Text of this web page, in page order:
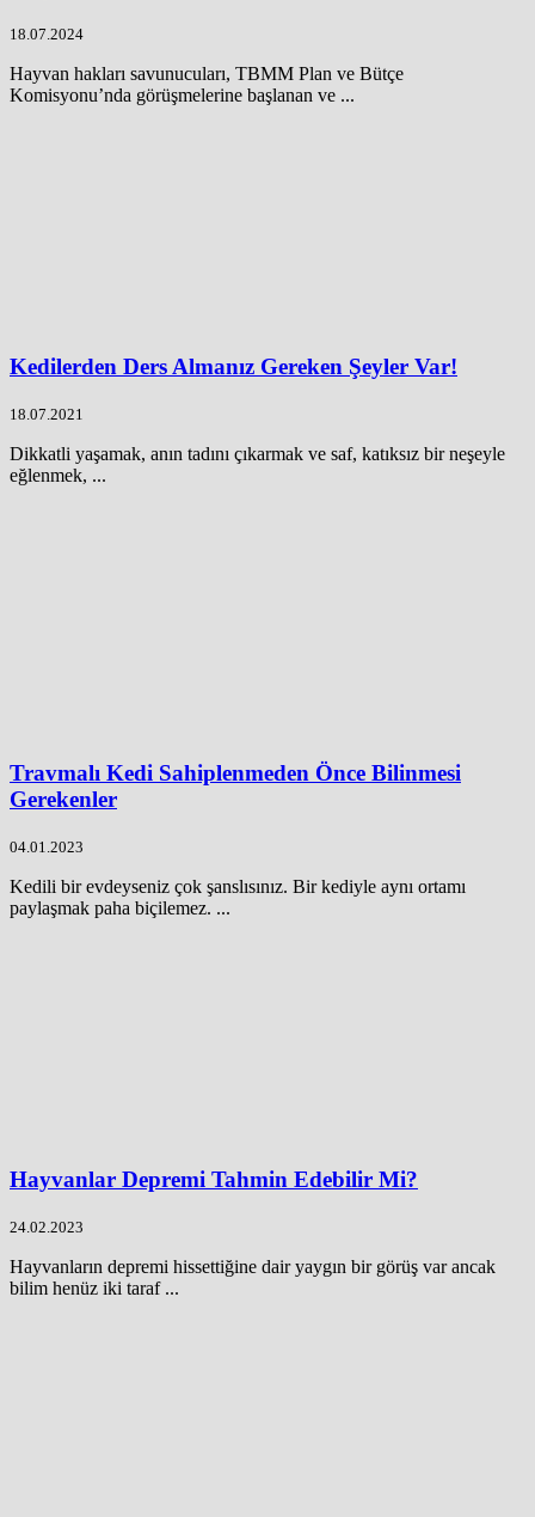
18.07.2024
Hayvan hakları savunucuları, TBMM Plan ve Bütçe
Komisyonu’nda görüşmelerine başlanan ve ...
Kedilerden Ders Almanız Gereken Şeyler Var!
18.07.2021
Dikkatli yaşamak, anın tadını çıkarmak ve saf, katıksız bir neşeyle
eğlenmek, ...
Travmalı Kedi Sahiplenmeden Önce Bilinmesi
Gerekenler
04.01.2023
Kedili bir evdeyseniz çok şanslısınız. Bir kediyle aynı ortamı
paylaşmak paha biçilemez. ...
Hayvanlar Depremi Tahmin Edebilir Mi?
24.02.2023
Hayvanların depremi hissettiğine dair yaygın bir görüş var ancak
bilim henüz iki taraf ...